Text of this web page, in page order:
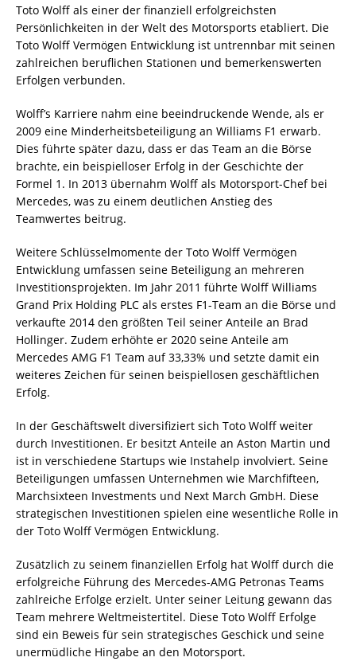
Toto Wolff als einer der finanziell erfolgreichsten
Persönlichkeiten in der Welt des Motorsports etabliert. Die
Toto Wolff Vermögen Entwicklung ist untrennbar mit seinen
zahlreichen beruflichen Stationen und bemerkenswerten
Erfolgen verbunden.
Wolff’s Karriere nahm eine beeindruckende Wende, als er
2009 eine Minderheitsbeteiligung an Williams F1 erwarb.
Dies führte später dazu, dass er das Team an die Börse
brachte, ein beispielloser Erfolg in der Geschichte der
Formel 1. In 2013 übernahm Wolff als Motorsport-Chef bei
Mercedes, was zu einem deutlichen Anstieg des
Teamwertes beitrug.
Weitere Schlüsselmomente der Toto Wolff Vermögen
Entwicklung umfassen seine Beteiligung an mehreren
Investitionsprojekten. Im Jahr 2011 führte Wolff Williams
Grand Prix Holding PLC als erstes F1-Team an die Börse und
verkaufte 2014 den größten Teil seiner Anteile an Brad
Hollinger. Zudem erhöhte er 2020 seine Anteile am
Mercedes AMG F1 Team auf 33,33% und setzte damit ein
weiteres Zeichen für seinen beispiellosen geschäftlichen
Erfolg.
In der Geschäftswelt diversifiziert sich Toto Wolff weiter
durch Investitionen. Er besitzt Anteile an Aston Martin und
ist in verschiedene Startups wie Instahelp involviert. Seine
Beteiligungen umfassen Unternehmen wie Marchfifteen,
Marchsixteen Investments und Next March GmbH. Diese
strategischen Investitionen spielen eine wesentliche Rolle in
der Toto Wolff Vermögen Entwicklung.
Zusätzlich zu seinem finanziellen Erfolg hat Wolff durch die
erfolgreiche Führung des Mercedes-AMG Petronas Teams
zahlreiche Erfolge erzielt. Unter seiner Leitung gewann das
Team mehrere Weltmeistertitel. Diese Toto Wolff Erfolge
sind ein Beweis für sein strategisches Geschick und seine
unermüdliche Hingabe an den Motorsport.